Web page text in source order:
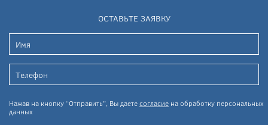
ОСТАВЬТЕ ЗАЯВКУ
Нажав на кнопку “Отправить”, Вы даетесогласие на обработку персональных
данных